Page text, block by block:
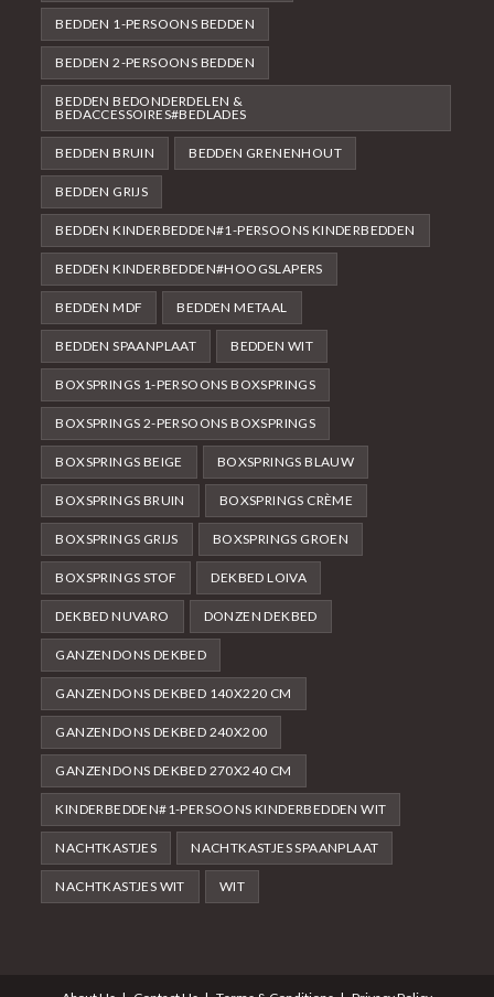
BEDDEN 1-PERSOONS BEDDEN
BEDDEN 2-PERSOONS BEDDEN
BEDDEN BEDONDERDELEN &
BEDACCESSOIRES#BEDLADES
BEDDEN BRUIN BEDDEN GRENENHOUT
BEDDEN GRIJS
BEDDEN KINDERBEDDEN#1-PERSOONS KINDERBEDDEN
BEDDEN KINDERBEDDEN#HOOGSLAPERS
BEDDEN MDF BEDDEN METAAL
BEDDEN SPAANPLAAT BEDDEN WIT
BOXSPRINGS 1-PERSOONS BOXSPRINGS
BOXSPRINGS 2-PERSOONS BOXSPRINGS
BOXSPRINGS BEIGE BOXSPRINGS BLAUW
BOXSPRINGS BRUIN BOXSPRINGS CRÈME
BOXSPRINGS GRIJS BOXSPRINGS GROEN
BOXSPRINGS STOF DEKBED LOIVA
DEKBED NUVARO DONZEN DEKBED
GANZENDONS DEKBED
GANZENDONS DEKBED 140X220 CM
GANZENDONS DEKBED 240X200
GANZENDONS DEKBED 270X240 CM
KINDERBEDDEN#1-PERSOONS KINDERBEDDEN WIT
NACHTKASTJES NACHTKASTJES SPAANPLAAT
NACHTKASTJES WIT WIT